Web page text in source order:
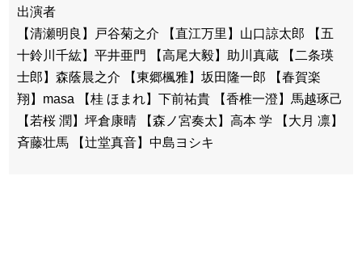
出演者
【清瀬明良】戸谷菊之介 【直江万里】山口諒太郎 【五
十鈴川千紘】平井亜門 【高尾大毅】助川真蔵 【二条瑛
士郎】森蔭晨之介 【東郷楓雅】坂田隆一郎 【春賀楽
翔】masa 【桂 ほまれ】下前祐貴 【香椎一澄】馬越琢己
【若桜 潤】坪倉康晴 【森ノ宮奏太】高本 学 【大月 凛】
斉藤壮馬 【辻堂真音】中島ヨシキ